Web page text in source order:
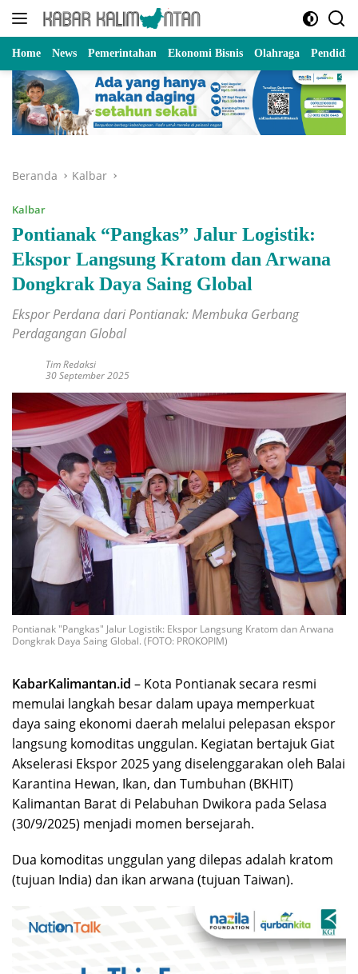
Langsung
Home News Pemerintahan Ekonomi Bisnis Olahraga
Beranda Kalbar
Kalbar
Pontianak “Pangkas” Jalur Logistik:
Ekspor Langsung Kratom dan Arwana
Dongkrak Daya Saing Global
Ekspor Perdana dari Pontianak: Membuka Gerbang
Perdagangan Global
Tim Redaksi
30 September 2025
Pontianak "Pangkas" Jalur Logistik: Ekspor Langsung Kratom dan Arwana
Dongkrak Daya Saing Global. (FOTO: PROKOPIM)
KabarKalimantan.id – Kota Pontianak secara resmi
memulai langkah besar dalam upaya memperkuat
daya saing ekonomi daerah melalui pelepasan ekspor
langsung komoditas unggulan. Kegiatan bertajuk Giat
Akselerasi Ekspor 2025 yang diselenggarakan oleh Balai
Karantina Hewan, Ikan, dan Tumbuhan (BKHIT)
Kalimantan Barat di Pelabuhan Dwikora pada Selasa
(30/9/2025) menjadi momen bersejarah.
Dua komoditas unggulan yang dilepas adalah kratom
(tujuan India) dan ikan arwana (tujuan Taiwan).